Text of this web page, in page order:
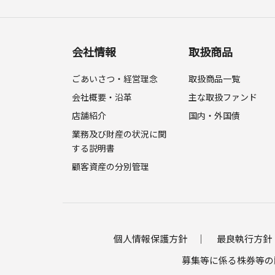
会社情報
ごあいさつ・経営理念
会社概要・沿革
店舗紹介
業務及び財産の状況に関
する説明書
顧客資産の分別管理
取扱商品
取扱商品一覧
主な取扱ファンド
国内・外国債
個人情報保護方針 最良執行方針
募集等に係る株券等